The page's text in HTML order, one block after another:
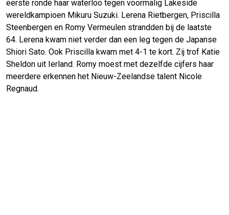
eerste ronde haar waterloo tegen voormalig Lakeside
wereldkampioen Mikuru Suzuki. Lerena Rietbergen, Priscilla
Steenbergen en Romy Vermeulen strandden bij de laatste
64. Lerena kwam niet verder dan een leg tegen de Japanse
Shiori Sato. Ook Priscilla kwam met 4-1 te kort. Zij trof Katie
Sheldon uit Ierland. Romy moest met dezelfde cijfers haar
meerdere erkennen het Nieuw-Zeelandse talent Nicole
Regnaud.